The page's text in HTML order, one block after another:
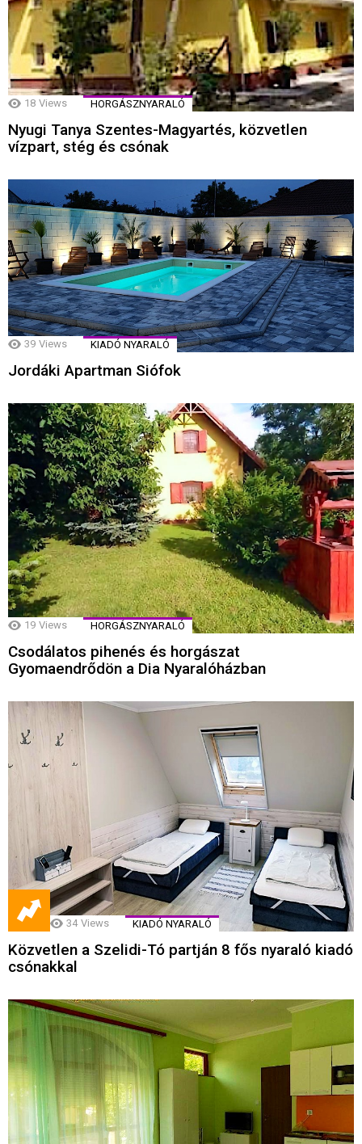
18 Views HORGÁSZNYARALÓ
Nyugi Tanya Szentes-Magyartés, közvetlen
vízpart, stég és csónak
39 Views KIADÓ NYARALÓ
Jordáki Apartman Siófok
19 Views HORGÁSZNYARALÓ
Csodálatos pihenés és horgászat
Gyomaendrődön a Dia Nyaralóházban
34 Views KIADÓ NYARALÓ
Közvetlen a Szelidi-Tó partján 8 fős nyaraló kiadó
csónakkal